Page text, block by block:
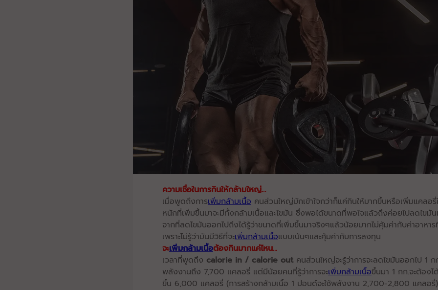
ความเชื่อในการกินให้กล้ามใหญ่…
เมื่อพูดถึงการเพิ่มกล้ามเนื้อ คนส่วนใหญ่มักเข้าใจกว่าก็แค่กินให้มากขึ้นหรือเพิ่มแคลอรี่
หนักที่เพิ่มขึ้นมาจะมีทั้งกล้ามเนื้อและไขมัน ซึ่งพอได้ขนาดที่พอใจแล้วถึงค่อยไปลดไขมั
จากที่ลดไขมันออกไปถึงได้รู้ว่าขนาดที่เพิ่มขึ้นมาจริงๆแล้วน้อยมากไม่คุ้มค่ากับค่าอาหา
เพราะไม่รู้ว่ามันมีวิธีที่จะเพิ่มกล้ามเนื้อแบบเน้นๆและคุ้มค่ากับการลงทุน
จะเพิ่มกล้ามเนื้อต้องกินมากแค่ไหน...
เวลาที่พูดถึง calorie in / calorie out คนส่วนใหญ่จะรู้ว่าการจะลดไขมันออกไป 1 ก
พลังงานถึง 7,700 แคลอรี่ แต่มีน้อยคนที่รู้ว่าการจะเพิ่มกล้ามเนื้อขึ้นมา 1 กก.จะต้อง
ขึ้น 6,000 แคลอรี่ (การสร้างกล้ามเนื้อ 1 ปอนด์จะใช้พลังงาน 2,700-2,800 แคลอรี่)